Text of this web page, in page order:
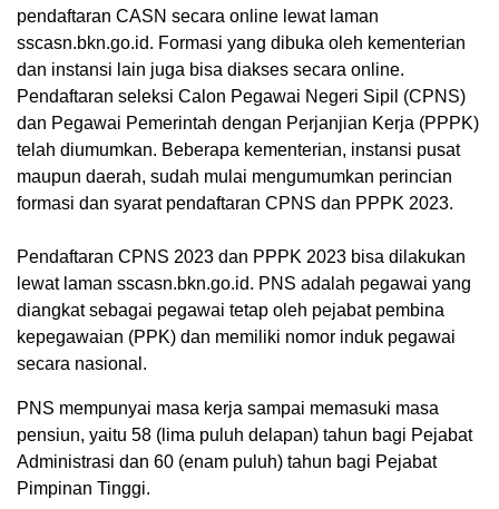
pendaftaran CASN secara online lewat laman
sscasn.bkn.go.id. Formasi yang dibuka oleh kementerian
dan instansi lain juga bisa diakses secara online.
Pendaftaran seleksi Calon Pegawai Negeri Sipil (CPNS)
dan Pegawai Pemerintah dengan Perjanjian Kerja (PPPK)
telah diumumkan. Beberapa kementerian, instansi pusat
maupun daerah, sudah mulai mengumumkan perincian
formasi dan syarat pendaftaran CPNS dan PPPK 2023.
Pendaftaran CPNS 2023 dan PPPK 2023 bisa dilakukan
lewat laman sscasn.bkn.go.id. PNS adalah pegawai yang
diangkat sebagai pegawai tetap oleh pejabat pembina
kepegawaian (PPK) dan memiliki nomor induk pegawai
secara nasional.
PNS mempunyai masa kerja sampai memasuki masa
pensiun, yaitu 58 (lima puluh delapan) tahun bagi Pejabat
Administrasi dan 60 (enam puluh) tahun bagi Pejabat
Pimpinan Tinggi.